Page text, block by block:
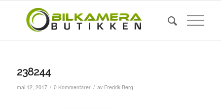
238244
mai 12, 2017 / 0 Kommentarer / av Fredrik Berg